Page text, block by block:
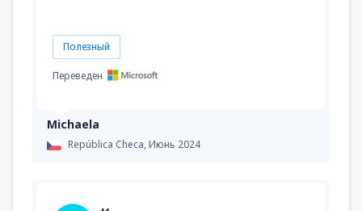
Michaela
República Checa,Июнь 2024
Полезный
Переведен